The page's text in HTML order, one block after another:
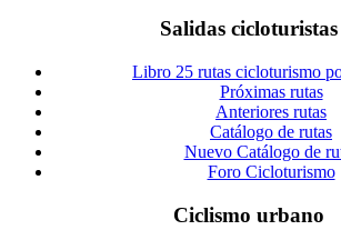
Salidas cicloturistas
Libro 25 rutas cicloturismo
Próximas rutas
Anteriores rutas
Catálogo de rutas
Nuevo Catálogo de
Foro Cicloturismo
Ciclismo urbano